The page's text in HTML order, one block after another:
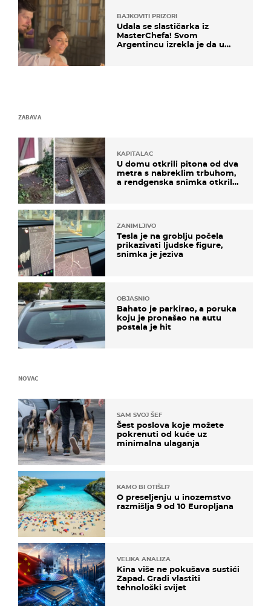
BAJKOVITI PRIZORI
Udala se slastičarka iz
MasterChefa! Svom
Argentincu izrekla je da u
ZABAVA
KAPITALAC
U domu otkrili pitona od dva
metra s nabreklim trbuhom,
a rendgenska snimka otkrila
ZANIMLJIVO
Tesla je na groblju počela
prikazivati ljudske figure,
snimka je jeziva
OBJASNIO
Bahato je parkirao, a poruka
koju je pronašao na autu
postala je hit
NOVAC
SAM SVOJ ŠEF
Šest poslova koje možete
pokrenuti od kuće uz
minimalna ulaganja
KAMO BI OTIŠLI?
O preseljenju u inozemstvo
razmišlja 9 od 10 Europljana
VELIKA ANALIZA
Kina više ne pokušava sustići
Zapad. Gradi vlastiti
tehnološki svijet